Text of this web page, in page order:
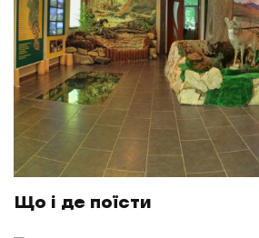
Що і де поїсти